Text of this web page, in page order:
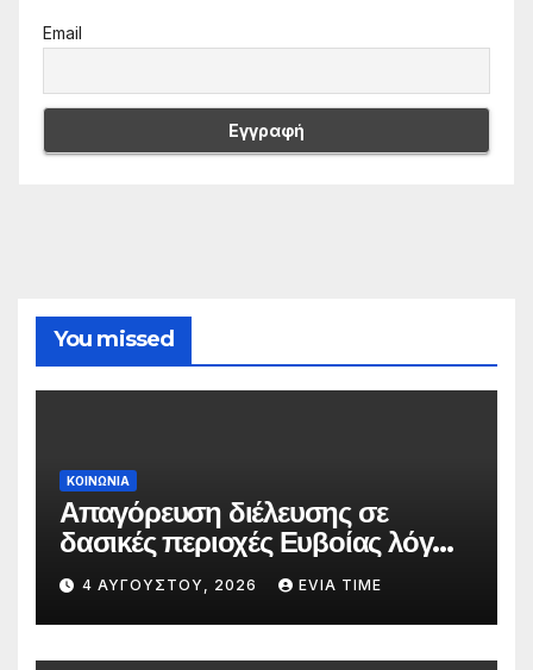
Email
You missed
ΚΟΙΝΩΝΙΑ
Απαγόρευση διέλευσης σε
δασικές περιοχές Ευβοίας λόγω
πολύ υψηλού κινδύνου
πυρκαγιάς
4 ΑΥΓΟΎΣΤΟΥ, 2026 EVIA TIME